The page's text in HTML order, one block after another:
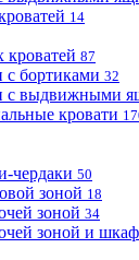
14
кроватей 87
с бортиками 32
с выдвижными
кровати
чердаки 50
зоной 18
зоной 34
зоной и